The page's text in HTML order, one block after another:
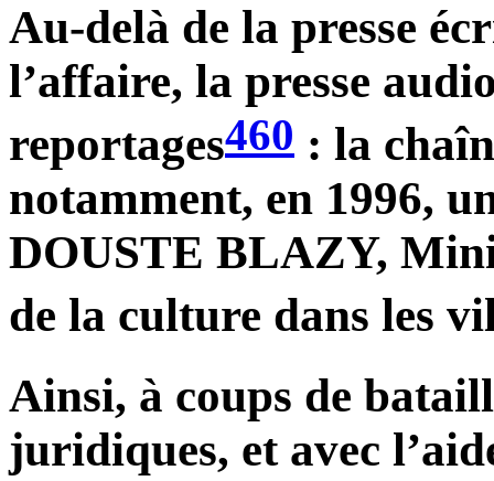
Au-delà de la presse
l’affaire, la presse
reportages460 : la
notamment, en 1996,
DOUSTE BLAZY,
de la culture dans les
Ainsi, à coups de
juridiques, et avec